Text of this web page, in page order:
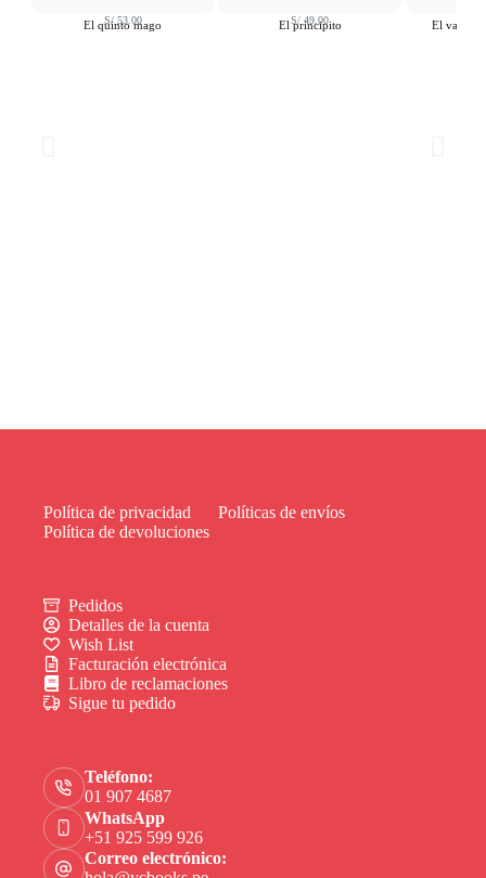
El quinto mago
S/53.00 El principito
S/ 49.00 El
Política de privacidad
Políticas de envíos
Política de devoluciones
Pedidos
Detalles de la cuenta
Wish List
Facturación electrónica
Libro de reclamaciones
Sigue tu pedido
Teléfono:
01 907 4687
WhatsApp
+51 925 599 926
Correo electrónico: